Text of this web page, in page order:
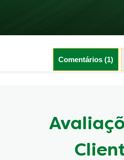
Comentários (1)